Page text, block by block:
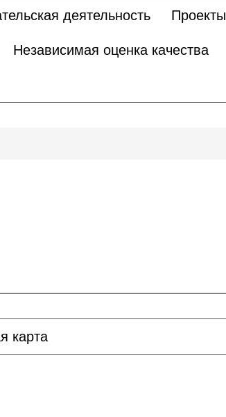
деятельность Проекты
Независимая оценка качества
карта